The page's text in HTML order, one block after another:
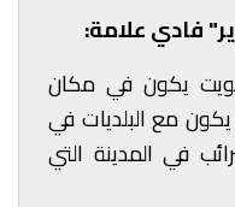
فادي علامة:
يكون في مكان
يكون مع البلديات في
في المدينة التي